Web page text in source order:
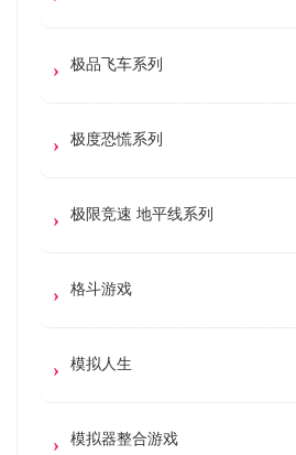
极品飞车系列
极度恐慌系列
极限竞速 地平线系列
格斗游戏
模拟人生
模拟器整合游戏